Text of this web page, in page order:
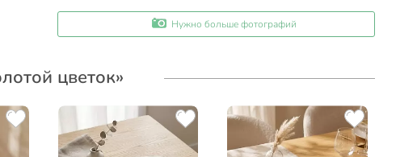
Нужно больше фотографий
цветок»